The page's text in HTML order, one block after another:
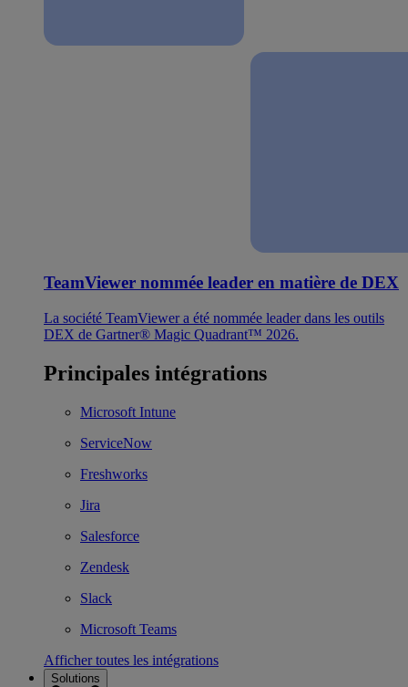
TeamViewer nommée leader en matière de DEX
La société TeamViewer a été nommée leader dans les outils
DEX de Gartner® Magic Quadrant™ 2026.
Principales intégrations
Microsoft Intune
ServiceNow
Freshworks
Jira
Salesforce
Zendesk
Slack
Microsoft Teams
Afficher toutes les intégrations
Solutions